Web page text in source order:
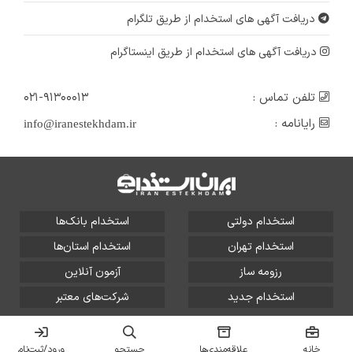
دریافت آگهی های استخدام از طریق تلگرام
دریافت آگهی های استخدام از طریق اینستاگرام
تلفن تماس :
۰۲۱-۹۱۳۰۰۰۱۳
رایانامه :
info@iranestekhdam.ir
استخدام دولتی
استخدام بانک‌ها
استخدام تهران
استخدام استان‌ها
رزومه ساز
آزمون آنلاین
استخدام جدید
شرکت‌های معتبر
تمامی حقوق این سایت برای آلتین سیستم محفوظ است و هر
گونه سوءاستفاده از آن پیگرد قانونی دارد.